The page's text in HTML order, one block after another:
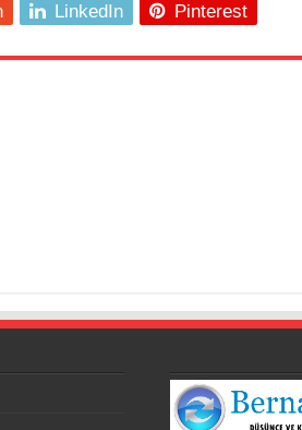
LinkedIn Pinterest